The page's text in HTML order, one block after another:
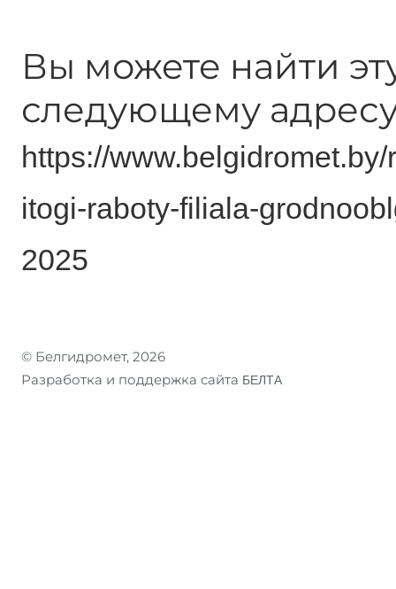
Вы можете найти
следующему
https://
itogi-raboty-filiala-
2025
© Белгидромет, 2026
Разработка и поддержка сайта БЕЛТА